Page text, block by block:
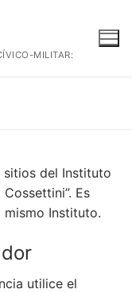
MILITAR:
sitios del Instituto
Es
Instituto.
utilice el